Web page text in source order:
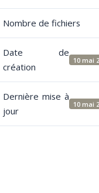
Nombre de fichiers
Date de
création
10 mai
Dernière mise à
jour
10 mai